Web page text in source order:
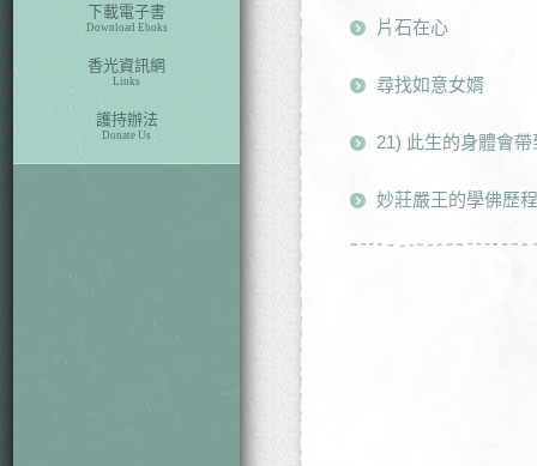
下載電子書
Download Eboks
香光資訊網
Links
護持辦法
Donate Us
片石在心
尋找如意女婿
21) 此生的身體會
妙莊嚴王的學佛歷程